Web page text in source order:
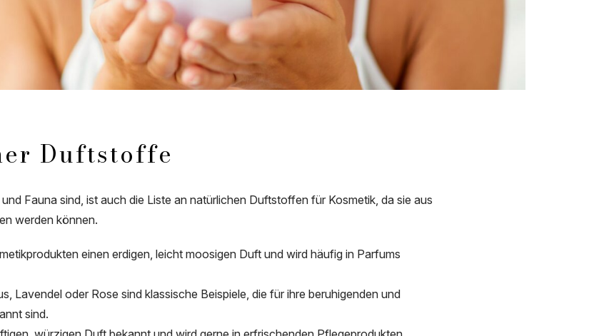
Duftstoffe
Fauna sind, ist auch die Liste an natürlichen Duftstoffen für Kosmetik, da sie aus
werden können.
einen erdigen, leicht moosigen Duft und wird häufig in Parfums
Lavendel oder Rose sind klassische Beispiele, die für ihre beruhigenden und
sind.